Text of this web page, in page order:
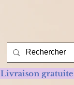
Livraison gratuite